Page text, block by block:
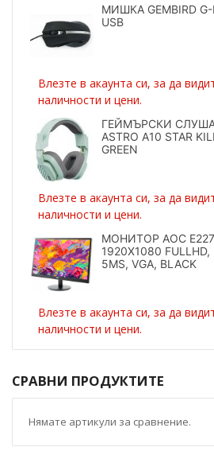
МИШКА GEMBIRD G-
USB
Влезте в акаунта си, за да
наличности и цени.
ГЕЙМЪРСКИ
ASTRO A10 STAR
GREEN
Влезте в акаунта си, за да
наличности и цени.
МОНИТОР AOC
1920X1080
5MS, VGA, BLACK
Влезте в акаунта си, за да
наличности и цени.
СРАВНИ ПРОДУКТИТЕ
Нямате артикули за сравнение.